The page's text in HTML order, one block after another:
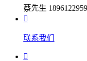
蔡先生

联系我们
